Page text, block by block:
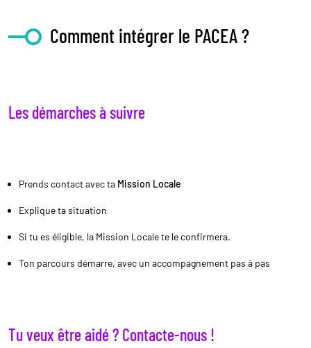
Comment intégrer le PACEA ?
Les démarches à suivre
Prends contact avec ta Mission Locale
Explique ta situation
Si tu es éligible, la Mission Locale te le confirmera.
Ton parcours démarre, avec un accompagnement pas à pas
Tu veux être aidé ? Contacte-nous !